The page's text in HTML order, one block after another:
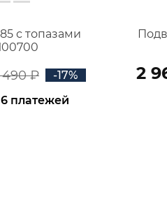
с топазами
490 ₽
-17%
платежей
2